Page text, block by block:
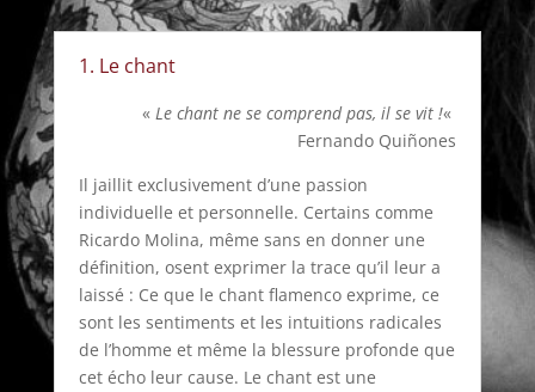
1. Le chant
«Le chant ne se comprend pas, il se vit !«
Fernando Quiñones
Il jaillit exclusivement d’une passion
individuelle et personnelle. Certains comme
Ricardo Molina, même sans en donner une
définition, osent exprimer la trace qu’il leur a
laissé : Ce que le chant flamenco exprime, ce
sont les sentiments et les intuitions radicales
de l’homme et même la blessure profonde que
cet écho leur cause. Le chant est une